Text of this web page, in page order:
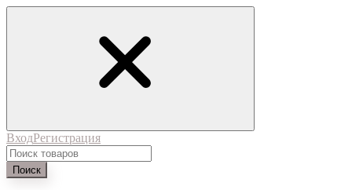
ВходРегистрация
Поиск